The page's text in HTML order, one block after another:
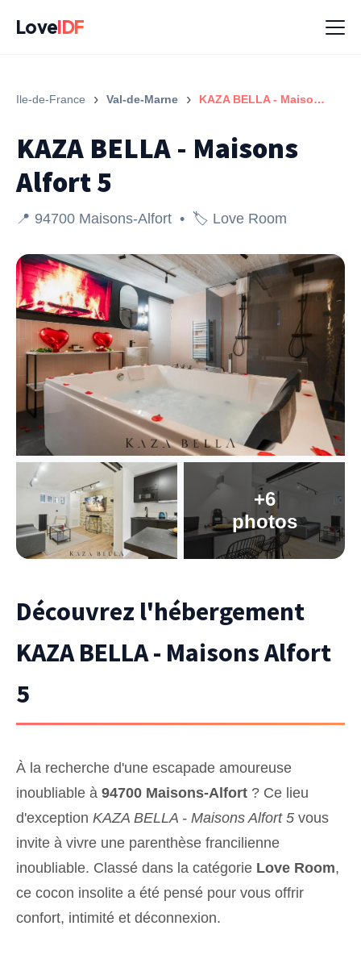
LoveIDF
Ile-de-France › Val-de-Marne › KAZA BELLA - Maisons Alfort 5
KAZA BELLA - Maisons
Alfort 5
📍 94700 Maisons-Alfort • 🏷️ Love Room
+6
photos
Découvrez l'hébergement
KAZA BELLA - Maisons Alfort
5
À la recherche d'une escapade amoureuse
inoubliable à 94700 Maisons-Alfort ? Ce lieu
d'exception KAZA BELLA - Maisons Alfort 5 vous
invite à vivre une parenthèse francilienne
inoubliable. Classé dans la catégorie Love Room,
ce cocon insolite a été pensé pour vous offrir
confort, intimité et déconnexion.